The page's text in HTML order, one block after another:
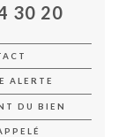
30 20
ALERTE
DU BIEN